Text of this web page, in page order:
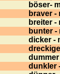
böser-
braver -
breiter -
bunter -
dicker -
dunkler